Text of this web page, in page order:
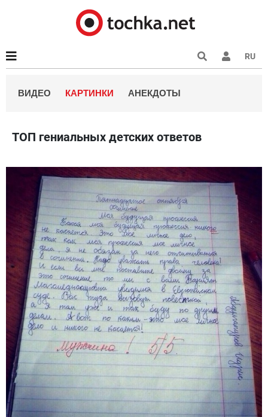
RU
ВИДЕО КАРТИНКИ АНЕКДОТЫ
ТОП гениальных детских ответов